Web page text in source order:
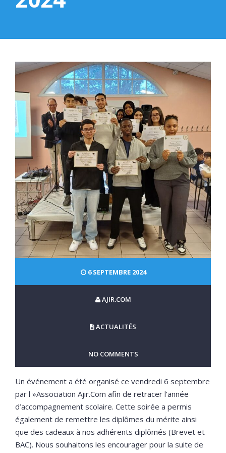
6 SEPTEMBRE 2024
AJIR.COM
ACTUALITÉS
NO COMMENTS
Un événement a été organisé ce vendredi 6 septembre
par l »Association Ajir.Com afin de retracer l’année
d’accompagnement scolaire. Cette soirée a permis
également de remettre les diplômes du mérite ainsi
que des cadeaux à nos adhérents diplômés (Brevet et
BAC). Nous souhaitons les encourager pour la suite de